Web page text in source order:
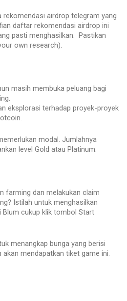
rekomendasi airdrop telegram yang
daftar rekomendasi airdrop ini
pasti menghasilkan. Pastikan
own research).
masih membuka peluang bagi
eksplorasi terhadap proyek-proyek
modal. Jumlahnya
level Gold atau Platinum.
farming dan melakukan claim
Istilah untuk menghasilkan
cukup klik tombol Start
menangkap bunga yang berisi
mendapatkan tiket game ini.